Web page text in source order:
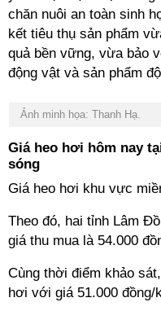
chăn nuôi an toàn sinh
kết tiêu thụ sản phẩm
quả bền vững, vừa bảo
động vật và sản phẩm
Ảnh minh họa: Thanh Hạ.
Giá heo hơi hôm nay
sóng
Giá heo hơi khu vực
Theo đó, hai tỉnh Lâm
giá thu mua là 54.000
Cùng thời điểm khảo
hơi với giá 51.000 đồng/